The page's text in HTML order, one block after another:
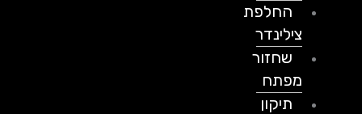
החלפת
צילינדר
שחזור
מפתח
תיקון